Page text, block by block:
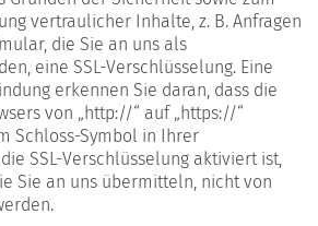
vertraulicher Inhalte, z. B. Anfragen
die Sie an uns als
eine SSL-Verschlüsselung. Eine
erkennen Sie daran, dass die
von „http://“ auf „https://“
Schloss-Symbol in Ihrer
SSL-Verschlüsselung aktiviert ist,
Sie an uns übermitteln, nicht von